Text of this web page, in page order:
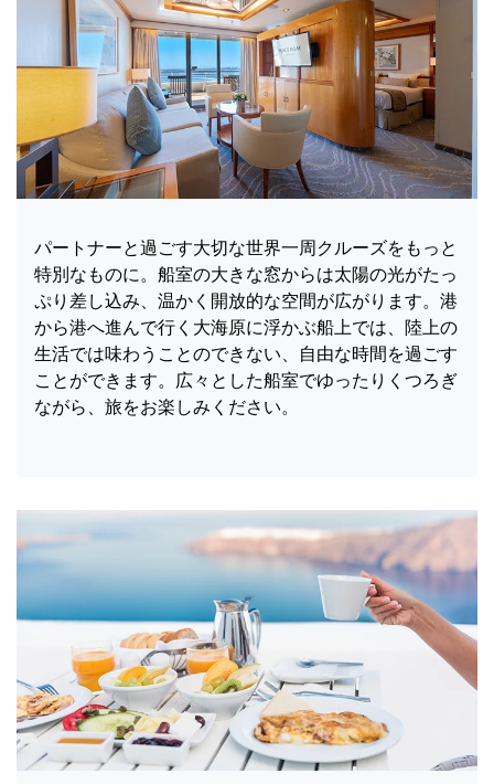
パートナーと過ごす大切な世界一周クルーズをもっと
特別なものに。船室の大きな窓からは太陽の光がたっ
ぷり差し込み、温かく開放的な空間が広がります。港
から港へ進んで行く大海原に浮かぶ船上では、陸上の
生活では味わうことのできない、自由な時間を過ごす
ことができます。広々とした船室でゆったりくつろぎ
ながら、旅をお楽しみください。